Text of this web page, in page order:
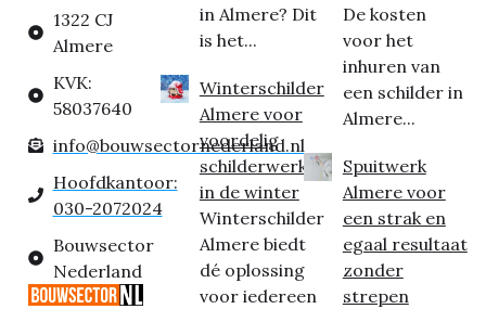
1322 CJ
Almere
KVK:
58037640
info@bouwsectornederland.nl
Hoofdkantoor:
030-2072024
Bouwsector
Nederland
in Almere? Dit
is het...
Winterschilder
Almere voor
voordelig
schilderwerk
in de winter
Winterschilder
Almere biedt
dé oplossing
voor iedereen
De kosten
voor het
inhuren van
een schilder in
Almere...
Spuitwerk
Almere voor
een strak en
egaal resultaat
zonder
strepen